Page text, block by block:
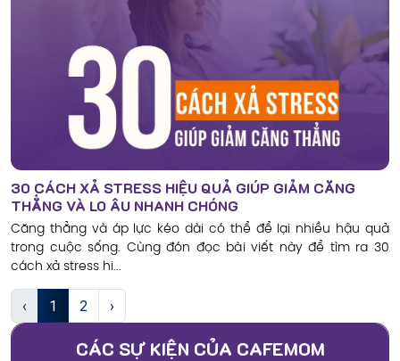
30 CÁCH XẢ STRESS HIỆU QUẢ GIÚP GIẢM CĂNG
THẲNG VÀ LO ÂU NHANH CHÓNG
Căng thẳng và áp lực kéo dài có thể để lại nhiều hậu quả
trong cuộc sống. Cùng đón đọc bài viết này để tìm ra 30
cách xả stress hi...
‹ 1 2 ›
CÁC SỰ KIỆN CỦA CAFEMOM